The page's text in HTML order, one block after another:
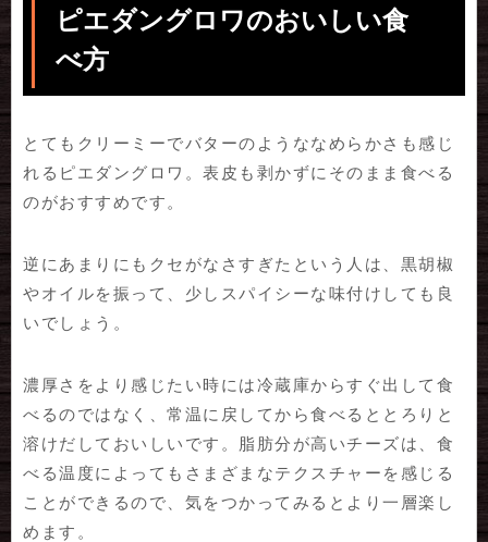
ピエダングロワのおいしい食
べ方
とてもクリーミーでバターのようななめらかさも感じ
れるピエダングロワ。表皮も剥かずにそのまま食べる
のがおすすめです。
逆にあまりにもクセがなさすぎたという人は、黒胡椒
やオイルを振って、少しスパイシーな味付けしても良
いでしょう。
濃厚さをより感じたい時には冷蔵庫からすぐ出して食
べるのではなく、常温に戻してから食べるととろりと
溶けだしておいしいです。脂肪分が高いチーズは、食
べる温度によってもさまざまなテクスチャーを感じる
ことができるので、気をつかってみるとより一層楽し
めます。